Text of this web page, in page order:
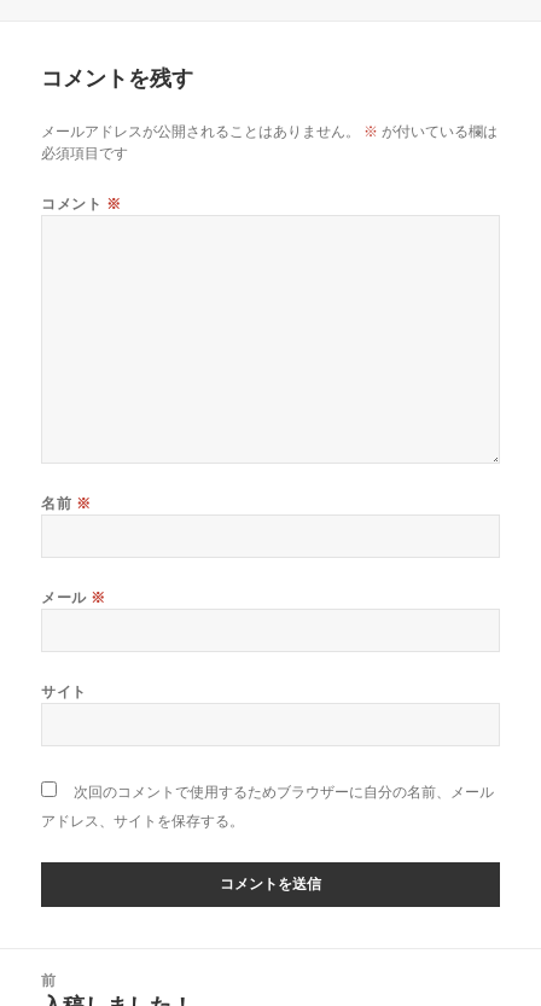
コメントを残す
メールアドレスが公開されることはありません。 ※ が付いている欄は
必須項目です
コメント ※
名前 ※
メール ※
サイト
次回のコメントで使用するためブラウザーに自分の名前、メール
アドレス、サイトを保存する。
前